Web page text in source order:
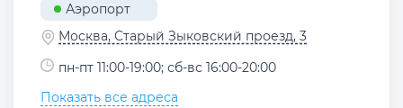
Аэропорт
Москва, Старый Зыковский проезд, 3
пн-пт 11:00-19:00; сб-вс 16:00-20:00
Показать все адреса